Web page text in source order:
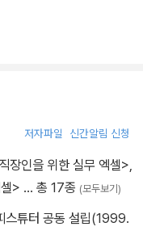
저자파일 신간알림 신청
장인을 위한 실무 엑셀>
> … 총 17종 (모두보기)
스튜터 공동 설립(1999.